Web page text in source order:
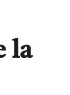
la